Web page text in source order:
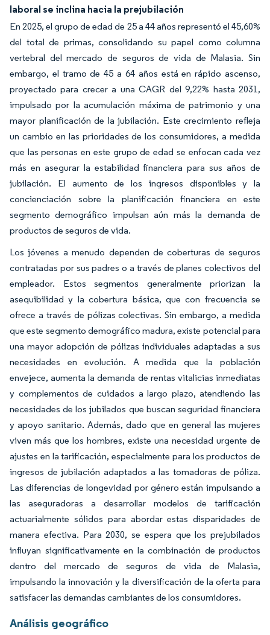
laboral se inclina hacia la prejubilación
En 2025, el grupo de edad de 25 a 44 años representó el 45,60%
del total de primas, consolidando su papel como columna
vertebral del mercado de seguros de vida de Malasia. Sin
embargo, el tramo de 45 a 64 años está en rápido ascenso,
proyectado para crecer a una CAGR del 9,22% hasta 2031,
impulsado por la acumulación máxima de patrimonio y una
mayor planificación de la jubilación. Este crecimiento refleja
un cambio en las prioridades de los consumidores, a medida
que las personas en este grupo de edad se enfocan cada vez
más en asegurar la estabilidad financiera para sus años de
jubilación. El aumento de los ingresos disponibles y la
concienciación sobre la planificación financiera en este
segmento demográfico impulsan aún más la demanda de
productos de seguros de vida.
Los jóvenes a menudo dependen de coberturas de seguros
contratadas por sus padres o a través de planes colectivos del
empleador. Estos segmentos generalmente priorizan la
asequibilidad y la cobertura básica, que con frecuencia se
ofrece a través de pólizas colectivas. Sin embargo, a medida
que este segmento demográfico madura, existe potencial para
una mayor adopción de pólizas individuales adaptadas a sus
necesidades en evolución. A medida que la población
envejece, aumenta la demanda de rentas vitalicias inmediatas
y complementos de cuidados a largo plazo, atendiendo las
necesidades de los jubilados que buscan seguridad financiera
y apoyo sanitario. Además, dado que en general las mujeres
viven más que los hombres, existe una necesidad urgente de
ajustes en la tarificación, especialmente para los productos de
ingresos de jubilación adaptados a las tomadoras de póliza.
Las diferencias de longevidad por género están impulsando a
las aseguradoras a desarrollar modelos de tarificación
actuarialmente sólidos para abordar estas disparidades de
manera efectiva. Para 2030, se espera que los prejubilados
influyan significativamente en la combinación de productos
dentro del mercado de seguros de vida de Malasia,
impulsando la innovación y la diversificación de la oferta para
satisfacer las demandas cambiantes de los consumidores.
Análisis geográfico